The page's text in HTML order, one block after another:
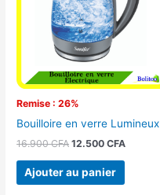
Remise : 26%
Bouilloire en verre Lumineux
16.900CFA 12.500CFA
Ajouter au panier